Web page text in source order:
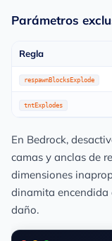
Parámetros
Regla
respawnBlocksExplode
tntExplodes
En Bedrock,
camas y anclas de
dimensiones
dinamita encendida
daño.